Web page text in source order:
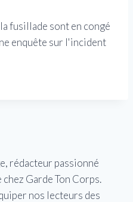
fusillade sont en congé
enquête sur l'incident
rédacteur passionné
Garde Ton Corps.
nos lecteurs des